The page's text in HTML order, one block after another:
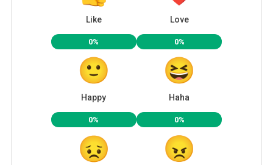
Like Love
0%
Happy
0%
Haha
0% 0%